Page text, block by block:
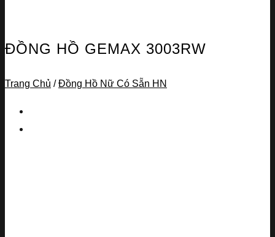
ĐỒNG HỒ GEMAX 3003RW
Trang Chủ / Đồng Hồ Nữ Có Sẵn HN